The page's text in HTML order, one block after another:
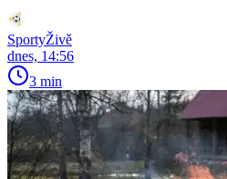
SportyŽivě
dnes, 14:56
3 min